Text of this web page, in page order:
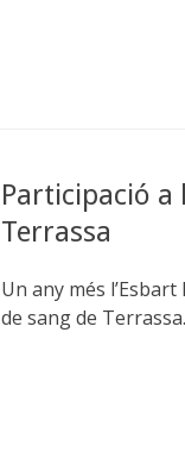
Participació a
Terrassa
Un any més
de sang de